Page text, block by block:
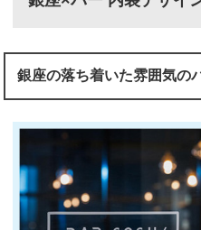
銀座の落ち着いた雰囲気の